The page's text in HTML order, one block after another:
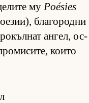
му Poésies
бла­го­родни
ан­гел, ос­
ко­ито